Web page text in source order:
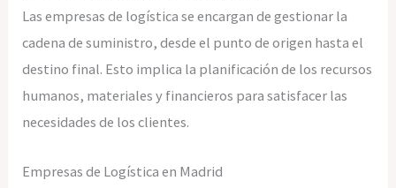
Las empresas de logística se encargan de gestionar la
cadena de suministro, desde el punto de origen hasta el
destino final. Esto implica la planificación de los recursos
humanos, materiales y financieros para satisfacer las
necesidades de los clientes.
Empresas de Logística en Madrid